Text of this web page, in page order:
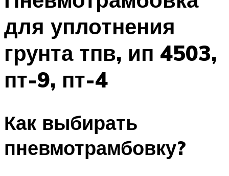
для уплотнения
грунта тпв, ип 4503,
пт-9, пт-4
Как выбирать
пневмотрамбовку?